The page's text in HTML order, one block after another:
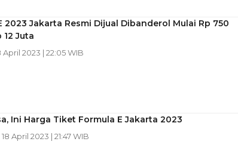
2023 Jakarta Resmi Dijual Dibanderol Mulai Rp 750
12 Juta
April 2023 | 22:05 WIB
Ini Harga Tiket Formula E Jakarta 2023
April 2023 | 21:47 WIB